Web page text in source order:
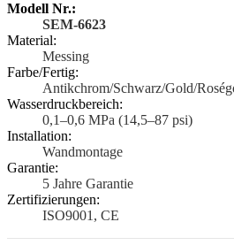
Modell Nr.:
SEM-6623
Material:
Messing
Farbe/Fertig:
Antikchrom/Schwarz/Gold/
Wasserdruckbereich:
0,1–0,6 MPa (14,5–87 psi)
Installation:
Wandmontage
Garantie:
5 Jahre Garantie
Zertifizierungen:
ISO9001, CE